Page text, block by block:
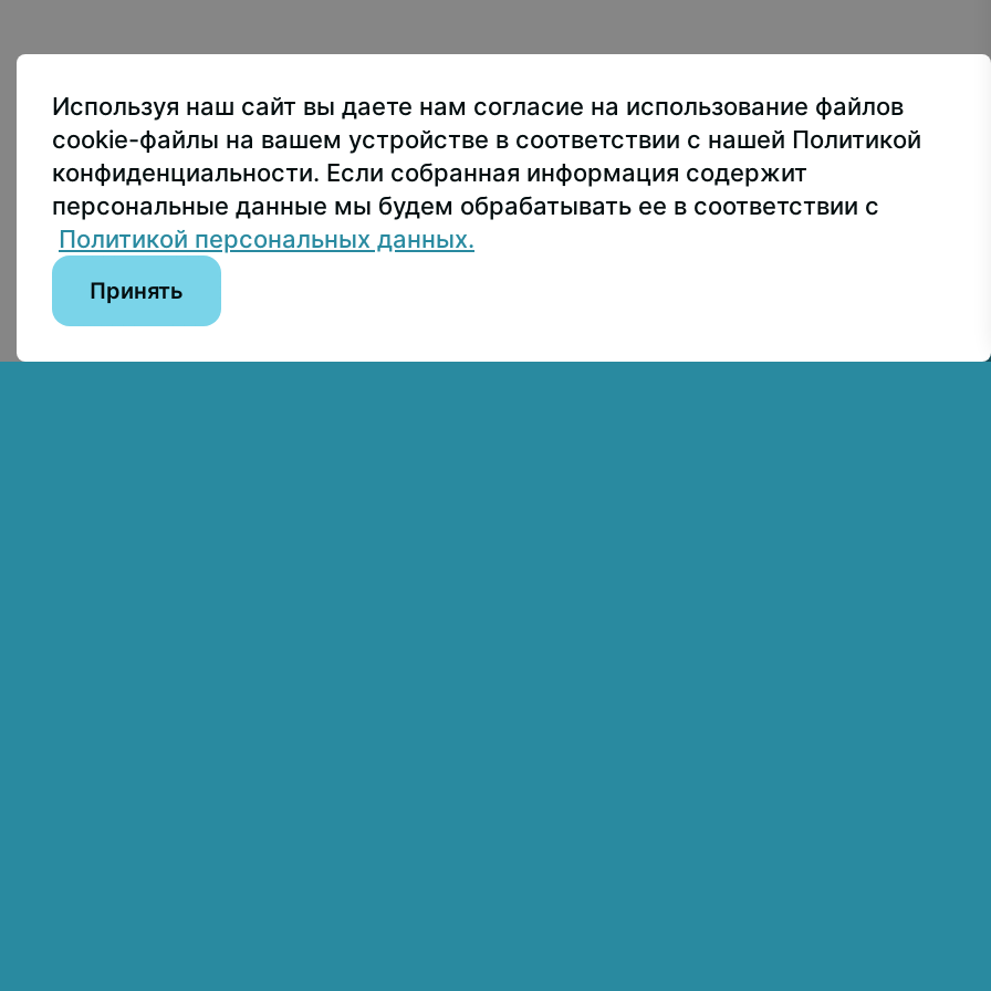
Используя наш сайт вы даете нам согласие на использование файлов
cookie-файлы на вашем устройстве в соответствии с нашей Политикой
конфиденциальности. Если собранная информация содержит
персональные данные мы будем обрабатывать ее в соответствии с
Политикой персональных данных.
Принять
по лицензии:
4.0 International
Приёмная ректора
+7 499 160-92-00
Приёмная комиссия +7 499 748-32-20
Пресс-служба +7 499 160-92-00 (доб. 1191)
Сведения об образовательной организации